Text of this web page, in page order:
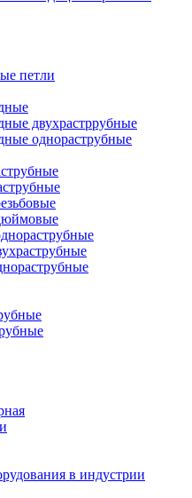
петли
двухрастррубные
однораструбные